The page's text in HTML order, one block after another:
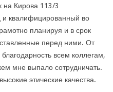
на Кирова 113/3
и квалифицированный во
планируя и в срок
перед ними. От
всем коллегам,
мне выпало сотрудничать.
этические качества.